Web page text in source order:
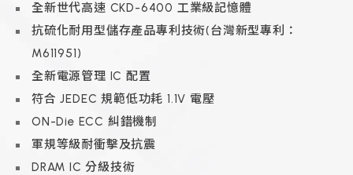
全新世代高速 CKD-6400 工業級記憶體
抗硫化耐用型儲存產品專利技術(台灣新型專利：
M611951)
全新電源管理 IC 配置
符合 JEDEC 規範低功耗 1.1V 電壓
ON-Die ECC 糾錯機制
軍規等級耐衝擊及抗震
DRAM IC 分級技術